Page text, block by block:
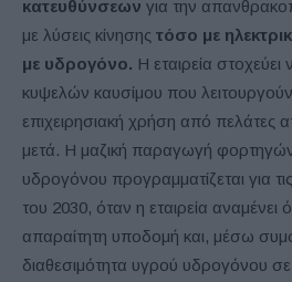
κατευθύνσεων για την
με λύσεις κίνησης τόσο με
με υδρογόνο. Η εταιρεία
κυψελών καυσίμου που
επιχειρησιακή χρήση από πελάτες
μετά. Η μαζική παραγωγή
υδρογόνου προγραμματίζεται για
του 2030, όταν η εταιρεία αναμένει
απαραίτητη υποδομή και, μέσω
διαθεσιμότητα υγρού υδρογόνου σε